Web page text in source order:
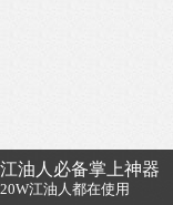
江油人必备掌上神器
20W江油人都在使用